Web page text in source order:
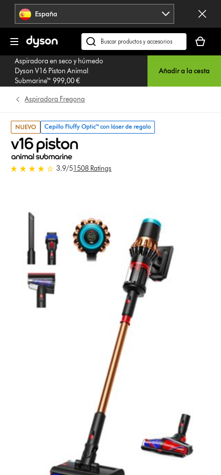
Omitir
navegación España
Buscar
en
dyson.es
cesta
está
Aspiradora en seco y húmedo
Dyson V16 Piston Animal
Submarine™ 999,00 €
Añadir a la cesta
Aspiradora Fregona
NUEVO Cepillo Fluffy Optic™ con láser de regalo
3.9 estrellas de 5 de 1508 Ratings
3.9/51508 Ratings